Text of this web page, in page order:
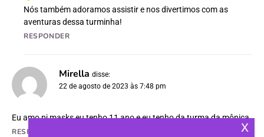
Nós também adoramos assistir e nos divertimos com as
aventuras dessa turminha!
RESPONDER
Mirella disse:
22 de agosto de 2023 às 7:48 pm
Eu amo pj masks,eu tenho 11 ano e eu tenho da turma da mônica
RESPONDER
x